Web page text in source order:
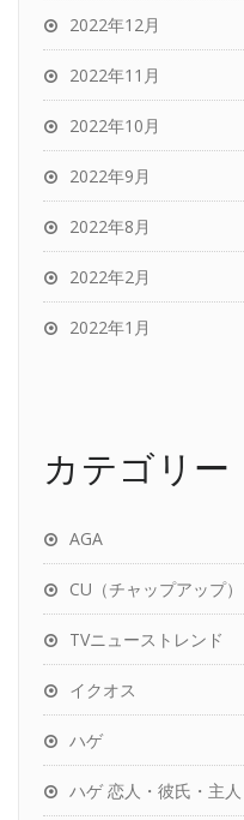
2022年12月
2022年11月
2022年10月
2022年9月
2022年8月
2022年2月
2022年1月
カテゴリー
AGA
CU（チャップアップ
TVニューストレンド
イクオス
ハゲ
ハゲ 恋人・彼氏・主人